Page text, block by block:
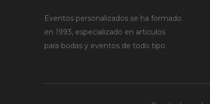
Eventos personalizados se ha formado
en 1993, especializado en articulos
para bodas y eventos de todo tipo.